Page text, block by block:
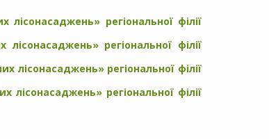
регіональної філії
регіональної філії
лісонасаджень» регіональної філії
лісонасаджень» регіональної філії